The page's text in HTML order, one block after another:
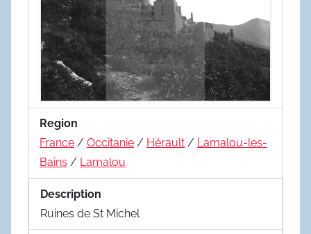
Region
France / Occitanie / Hérault / Lamalou-les-
Bains / Lamalou
Description
Ruines de St Michel